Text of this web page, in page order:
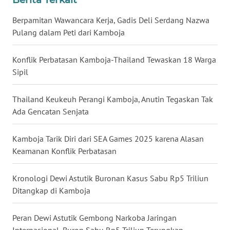
Berpamitan Wawancara Kerja, Gadis Deli Serdang Nazwa
Pulang dalam Peti dari Kamboja
Konflik Perbatasan Kamboja-Thailand Tewaskan 18 Warga
Sipil
Thailand Keukeuh Perangi Kamboja, Anutin Tegaskan Tak
Ada Gencatan Senjata
Kamboja Tarik Diri dari SEA Games 2025 karena Alasan
Keamanan Konflik Perbatasan
Kronologi Dewi Astutik Buronan Kasus Sabu Rp5 Triliun
Ditangkap di Kamboja
Peran Dewi Astutik Gembong Narkoba Jaringan
BABEL
SUMBAR
SUMSEL
BENGKULU
WN
LAMPUNG
WN
JATENG